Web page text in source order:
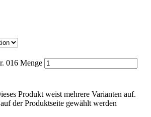
016 Menge
Produkt weist mehrere Varianten auf.
der Produktseite gewählt werden